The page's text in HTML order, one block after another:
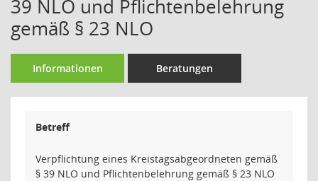
39 NLO und Pflichtenbelehrung
gemäß § 23 NLO
Informationen Beratungen
Betreff
Verpflichtung eines Kreistagsabgeordneten gemäß
§ 39 NLO und Pflichtenbelehrung gemäß § 23 NLO